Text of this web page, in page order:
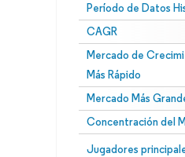
Período de Datos
CAGR
Mercado de
Más Rápido
Mercado Más
Concentración del
Jugadores